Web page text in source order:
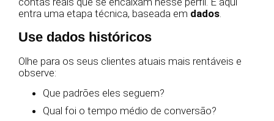
entra uma etapa técnica, baseada em dados.
Use dados históricos
Olhe para os seus clientes atuais mais rentáveis e
observe:
Que padrões eles seguem?
Qual foi o tempo médio de conversão?